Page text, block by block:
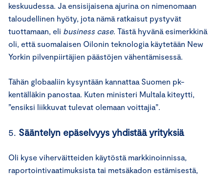
keskuudessa. Ja ensisijaisena ajurina on nimenomaan
taloudellinen hyöty, jota nämä ratkaisut pystyvät
tuottamaan, eli business case. Tästä hyvänä esimerkkinä
oli, että suomalaisen Oilonin teknologia käytetään New
Yorkin pilvenpiirtäjien päästöjen vähentämisessä.
Tähän globaaliin kysyntään kannattaa Suomen pk-
kentälläkin panostaa. Kuten ministeri Multala kiteytti,
”ensiksi liikkuvat tulevat olemaan voittajia”.
5. Sääntelyn epäselvyys yhdistää yrityksiä
Oli kyse viherväitteiden käytöstä markkinoinnissa,
raportointivaatimuksista tai metsäkadon estämisestä,